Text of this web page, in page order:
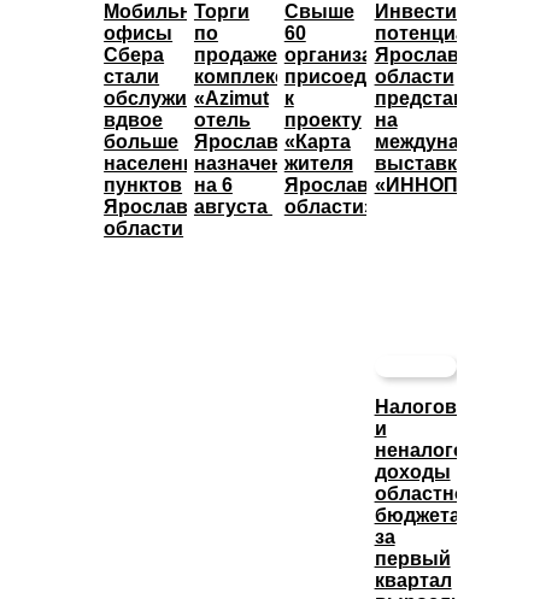
Мобильные
офисы
Сбера
стали
обслуживать
вдвое
больше
населенных
пунктов
Ярославской
области
Торги
по
продаже
комплекса
«Azimut
отель
Ярославль»
назначены
на 6
августа
Свыше
60
организаций
присоединились
к
проекту
«Карта
жителя
Ярославской
области»
потенциал
Ярославской
области
представят
на
международной
выставке
«ИННОПРОМ»
Налоговые
и
неналоговые
доходы
областного
бюджета
за
первый
квартал